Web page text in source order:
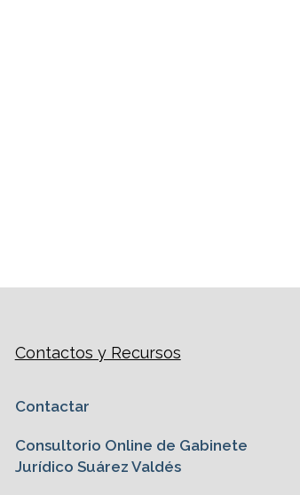
Contactos y Recursos
Contactar
Consultorio Online de Gabinete
Jurídico Suárez Valdés